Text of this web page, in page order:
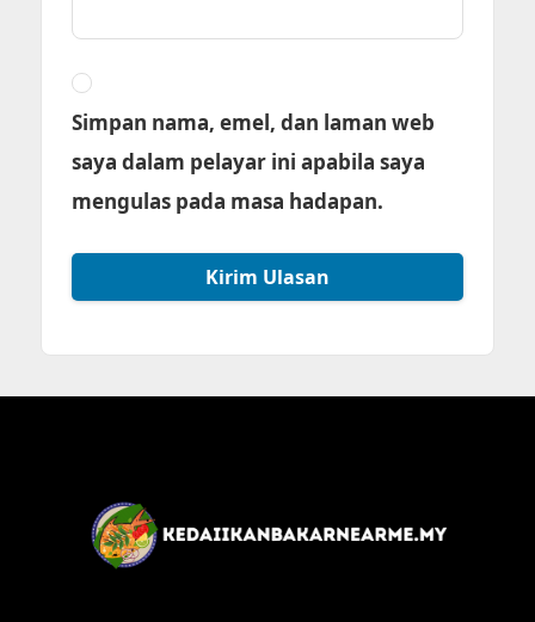
Simpan nama, emel, dan laman web
saya dalam pelayar ini apabila saya
mengulas pada masa hadapan.